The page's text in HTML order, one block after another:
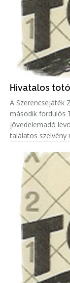
Hivatalos
A Szerencsejáték
második fordulós
jövedelemadó
találatos szelvény